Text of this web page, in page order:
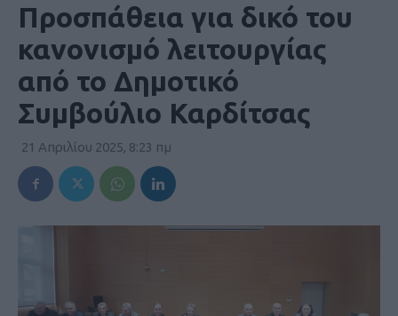
Προσπάθεια για δικό του
κανονισμό λειτουργίας
από το Δημοτικό
Συμβούλιο Καρδίτσας
21 Απριλίου 2025, 8:23 πμ